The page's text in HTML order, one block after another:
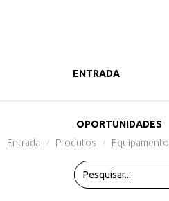
ENTRADA
OPORTUNIDADES
Entrada
/ Produtos / Equipamento